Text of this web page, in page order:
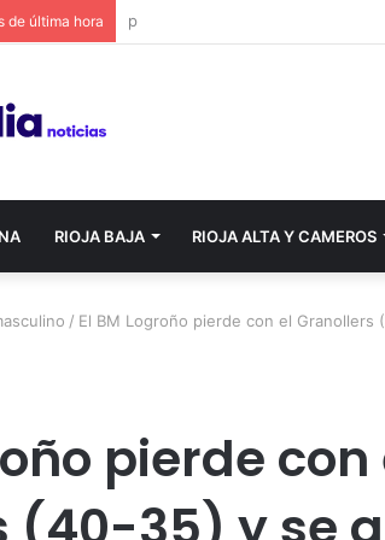
de última hora
RIOJA BAJA RIOJA ALTA Y CAMEROS
/ El BM Logroño pierde con el
pierde con